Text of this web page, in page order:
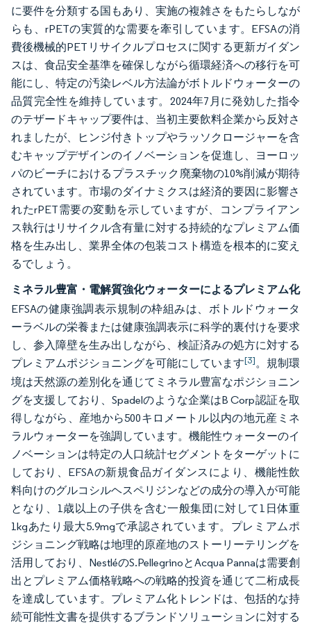
に要件を分類する国もあり、実施の複雑さをもたらしなが
らも、rPETの実質的な需要を牽引しています。EFSAの消
費後機械的PETリサイクルプロセスに関する更新ガイダン
スは、食品安全基準を確保しながら循環経済への移行を可
能にし、特定の汚染レベル方法論がボトルドウォーターの
品質完全性を維持しています。2024年7月に発効した指令
のテザードキャップ要件は、当初主要飲料企業から反対さ
れましたが、ヒンジ付きトップやラッソクロージャーを含
むキャップデザインのイノベーションを促進し、ヨーロッ
パのビーチにおけるプラスチック廃棄物の10%削減が期待
されています。市場のダイナミクスは経済的要因に影響さ
れたrPET需要の変動を示していますが、コンプライアン
ス執行はリサイクル含有量に対する持続的なプレミアム価
格を生み出し、業界全体の包装コスト構造を根本的に変え
るでしょう。
ミネラル豊富・電解質強化ウォーターによるプレミアム化
EFSAの健康強調表示規制の枠組みは、ボトルドウォータ
ーラベルの栄養または健康強調表示に科学的裏付けを要求
し、参入障壁を生み出しながら、検証済みの処方に対する
プレミアムポジショニングを可能にしています[3]。規制環
境は天然源の差別化を通じてミネラル豊富なポジショニン
グを支援しており、Spadelのような企業はB Corp認証を取
得しながら、産地から500キロメートル以内の地元産ミネ
ラルウォーターを強調しています。機能性ウォーターのイ
ノベーションは特定の人口統計セグメントをターゲットに
しており、EFSAの新規食品ガイダンスにより、機能性飲
料向けのグルコシルヘスペリジンなどの成分の導入が可能
となり、1歳以上の子供を含む一般集団に対して1日体重
1kgあたり最大5.9mgで承認されています。プレミアムポ
ジショニング戦略は地理的原産地のストーリーテリングを
活用しており、NestléのS.PellegrinoとAcqua Pannaは需要創
出とプレミアム価格戦略への戦略的投資を通じて二桁成長
を達成しています。プレミアム化トレンドは、包括的な持
続可能性文書を提供するブランドソリューションに対する